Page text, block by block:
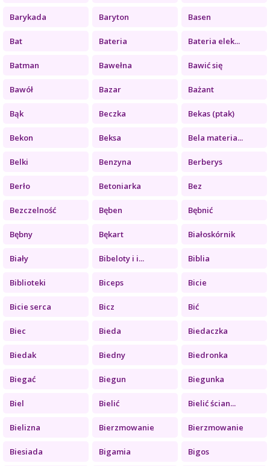
Barykada Baryton Basen
Bat Bateria Bateria elek...
Batman Bawełna Bawić się
Bawół Bazar Bażant
Bąk Beczka Bekas (ptak)
Bekon Beksa Bela materia...
Belki Benzyna Berberys
Berło Betoniarka Bez
Bezczelność Bęben Bębnić
Bębny Bękart Białoskórnik
Biały Bibeloty i i... Biblia
Biblioteki Biceps Bicie
Bicie serca Bicz Bić
Biec Bieda Biedaczka
Biedak Biedny Biedronka
Biegać Biegun Biegunka
Biel Bielić Bielić ścian...
Bielizna Bierzmowanie Bierzmowanie
Biesiada Bigamia Bigos